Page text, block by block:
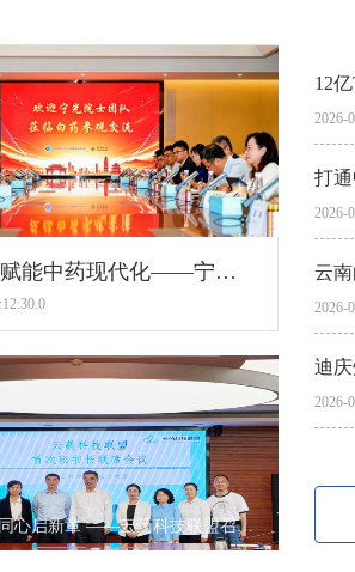
医企联动赋能中药现代化——宁光院士率队到访云南白药共研中药创新课题
联盟汇群策·同心启新章 ——云药科技联盟召开首次秘书长联席会议
12
2026-
打
2026-
云
2026-
迪
2026-